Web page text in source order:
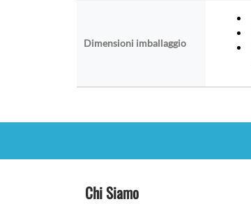
Dimensioni imballaggio
Chi Siamo